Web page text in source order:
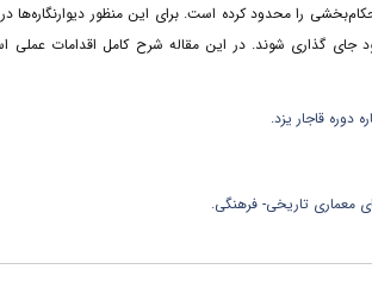
را محدود کرده است. برای این منظور دیوارنگاره‌ها
گذاری شوند. در این مقاله شرح کامل اقدامات عملی
دوره قاجار یزد.
معماری تاریخی- فرهنگی.